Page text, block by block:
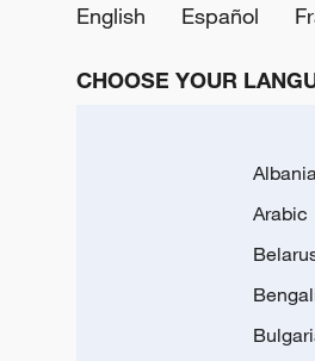
English
Español
CHOOSE YOUR
Arabic